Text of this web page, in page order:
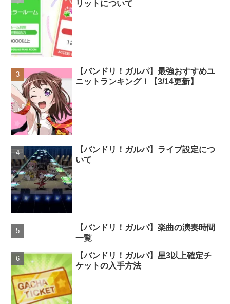
リットについて
【バンドリ！ガルパ】最強おすすめユ
ニットランキング！【3/14更新】
【バンドリ！ガルパ】ライブ設定につ
いて
【バンドリ！ガルパ】楽曲の演奏時間
一覧
【バンドリ！ガルパ】星3以上確定チ
ケットの入手方法